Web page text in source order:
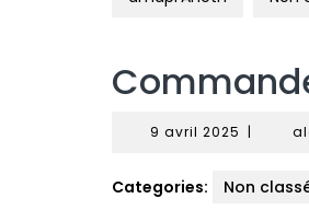
9 avril 2025 9|
Categories: Non